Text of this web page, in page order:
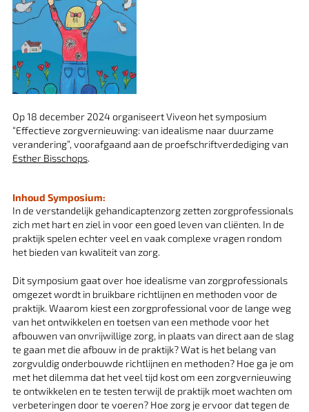
Op 18 december 2024 organiseert Viveon het symposium
“Effectieve zorgvernieuwing: van idealisme naar duurzame
verandering”, voorafgaand aan de proefschriftverdediging van
Esther Bisschops.
Inhoud Symposium:
In de verstandelijk gehandicaptenzorg zetten zorgprofessionals
zich met hart en ziel in voor een goed leven van cliënten. In de
praktijk spelen echter veel en vaak complexe vragen rondom
het bieden van kwaliteit van zorg.
Dit symposium gaat over hoe idealisme van zorgprofessionals
omgezet wordt in bruikbare richtlijnen en methoden voor de
praktijk. Waarom kiest een zorgprofessional voor de lange weg
van het ontwikkelen en toetsen van een methode voor het
afbouwen van onvrijwillige zorg, in plaats van direct aan de slag
te gaan met die afbouw in de praktijk? Wat is het belang van
zorgvuldig onderbouwde richtlijnen en methoden? Hoe ga je om
met het dilemma dat het veel tijd kost om een zorgvernieuwing
te ontwikkelen en te testen terwijl de praktijk moet wachten om
verbeteringen door te voeren? Hoe zorg je ervoor dat tegen de